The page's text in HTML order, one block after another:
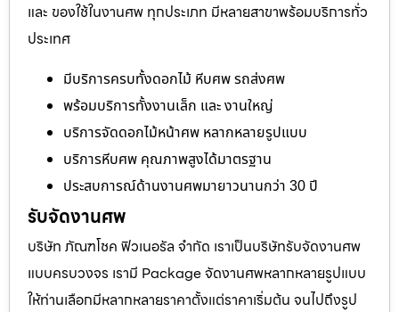
และ ของใช้ในงานศพ ทุกประเภท มีหลายสาขาพร้อมบริการทั่ว
ประเทศ
มีบริการครบทั้งดอกไม้ หีบศพ รถส่งศพ
พร้อมบริการทั้งงานเล็ก และ งานใหญ่
บริการจัดดอกไม้หน้าศพ หลากหลายรูปแบบ
บริการหีบศพ คุณภาพสูงได้มาตรฐาน
ประสบการณ์ด้านงานศพมายาวนานกว่า 30 ปี
รับจัดงานศพ
บริษัท ภัณฑโชค ฟิวเนอรัล จำกัด เราเป็นบริษัทรับจัดงานศพ
แบบครบวงจร เรามี Package จัดงานศพหลากหลายรูปแบบ
ให้ท่านเลือกมีหลากหลายราคาตั้งแต่ราคาเริ่มต้น จนไปถึงรูป